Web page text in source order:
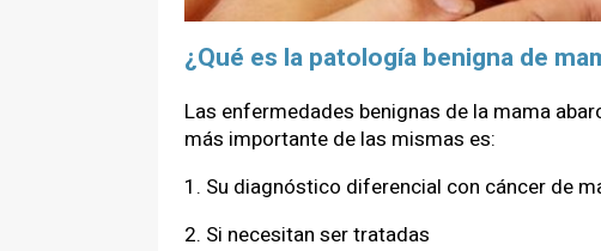
¿Qué es la patología benigna de
Las enfermedades benignas de la mama
más importante de las mismas es:
1. Su diagnóstico diferencial con cáncer de
2. Si necesitan ser tratadas